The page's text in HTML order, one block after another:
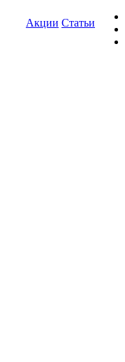
Акции Статьи